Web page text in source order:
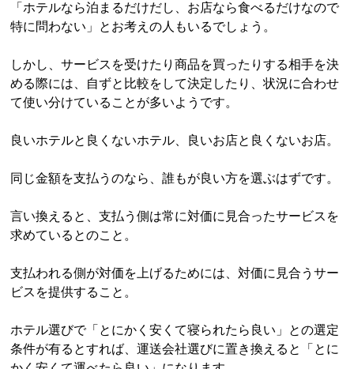
「ホテルなら泊まるだけだし、お店なら食べるだけなので
特に問わない」とお考えの人もいるでしょう。
しかし、サービスを受けたり商品を買ったりする相手を決
める際には、自ずと比較をして決定したり、状況に合わせ
て使い分けていることが多いようです。
良いホテルと良くないホテル、良いお店と良くないお店。
同じ金額を支払うのなら、誰もが良い方を選ぶはずです。
言い換えると、支払う側は常に対価に見合ったサービスを
求めているとのこと。
支払われる側が対価を上げるためには、対価に見合うサー
ビスを提供すること。
ホテル選びで「とにかく安くて寝られたら良い」との選定
条件が有るとすれば、運送会社選びに置き換えると「とに